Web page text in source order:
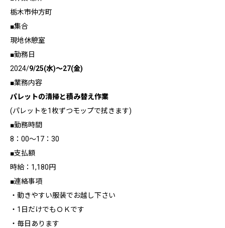
栃木市仲方町
■集合
現地休憩室
■勤務日
2024/9/25(水)～27(金)
■業務内容
パレットの清掃と積み替え作業
(パレットを1枚ずつモップで拭きます)
■勤務時間
8：00～17：30
■支払額
時給：1,180円
■連絡事項
・動きやすい服装でお越し下さい
・1日だけでもＯＫです
・毎日あります